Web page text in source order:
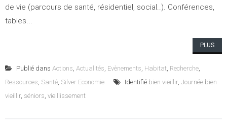
de vie (parcours de santé, résidentiel, social..). Conférences,
tables...
PLUS
Publié dans Actions, Actualités, Evènements, Habitat, Recherche,
Ressources, Santé, Silver Economie Identifié bien vieillir, Journée bien
vieillir, séniors, vieillissement